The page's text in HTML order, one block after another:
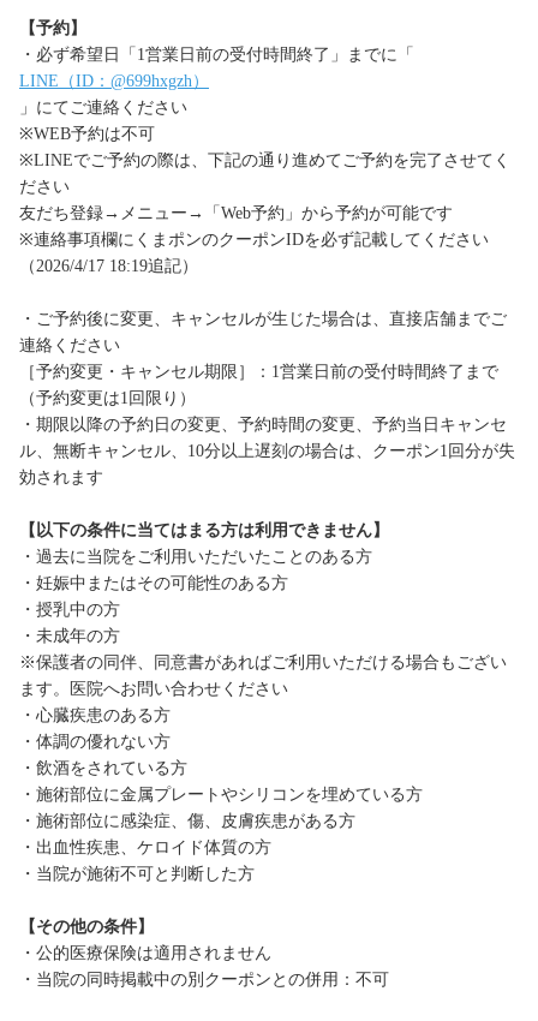
【予約】
・必ず希望日「1営業日前の受付時間終了」までに「
LINE（ID：@699hxgzh）
」にてご連絡ください
※WEB予約は不可
※LINEでご予約の際は、下記の通り進めてご予約を完了させてく
ださい
友だち登録→メニュー→「Web予約」から予約が可能です
※連絡事項欄にくまポンのクーポンIDを必ず記載してください
（2026/4/17 18:19追記）
・ご予約後に変更、キャンセルが生じた場合は、直接店舗までご
連絡ください
［予約変更・キャンセル期限］：1営業日前の受付時間終了まで
（予約変更は1回限り）
・期限以降の予約日の変更、予約時間の変更、予約当日キャンセ
ル、無断キャンセル、10分以上遅刻の場合は、クーポン1回分が失
効されます
【以下の条件に当てはまる方は利用できません】
・過去に当院をご利用いただいたことのある方
・妊娠中またはその可能性のある方
・授乳中の方
・未成年の方
※保護者の同伴、同意書があればご利用いただける場合もござい
ます。医院へお問い合わせください
・心臓疾患のある方
・体調の優れない方
・飲酒をされている方
・施術部位に金属プレートやシリコンを埋めている方
・施術部位に感染症、傷、皮膚疾患がある方
・出血性疾患、ケロイド体質の方
・当院が施術不可と判断した方
【その他の条件】
・公的医療保険は適用されません
・当院の同時掲載中の別クーポンとの併用：不可